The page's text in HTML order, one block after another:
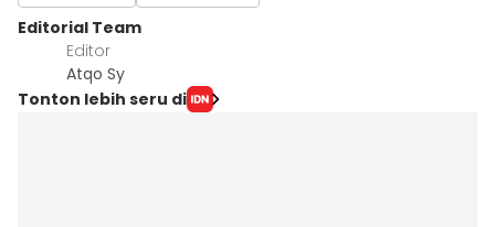
Editorial Team
Editor
Atqo Sy
Tonton lebih seru di